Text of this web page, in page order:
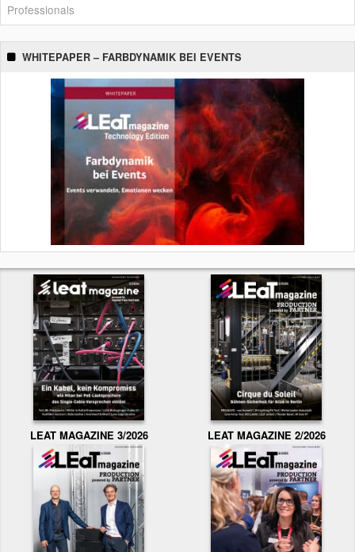
Professionals
WHITEPAPER – FARBDYNAMIK BEI EVENTS
LEAT MAGAZINE 3/2026 LEAT MAGAZINE 2/2026